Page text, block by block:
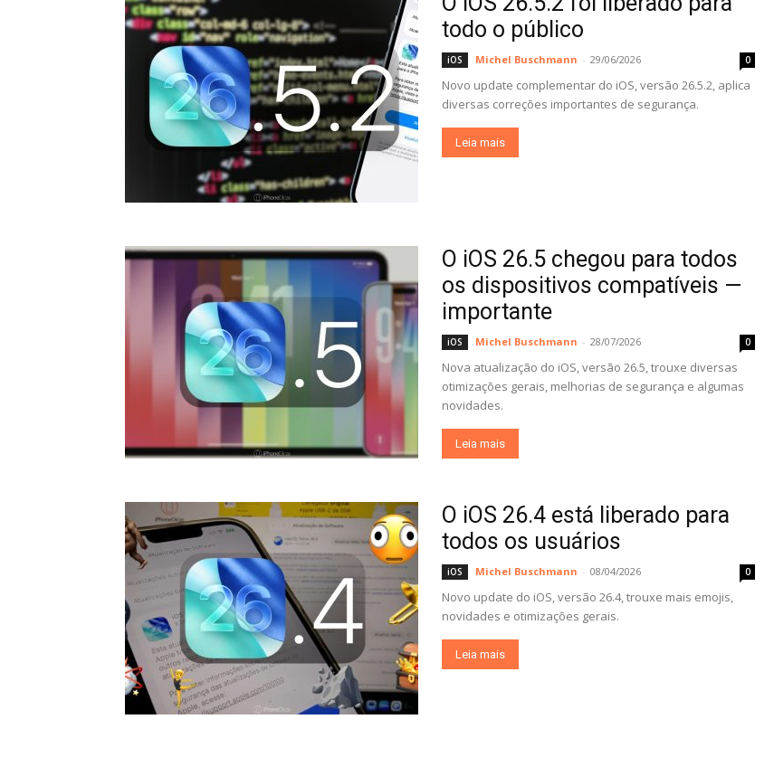
todo o público
iOS Michel Buschmann - 29/06/2026 0
Novo update complementar do iOS, versão 26.5.2, aplica
diversas correções importantes de segurança.
Leia mais
O iOS 26.5 chegou para todos
os dispositivos compatíveis —
importante
iOS Michel Buschmann - 28/07/2026 0
Nova atualização do iOS, versão 26.5, trouxe diversas
otimizações gerais, melhorias de segurança e algumas
novidades.
Leia mais
O iOS 26.4 está liberado para
todos os usuários
iOS Michel Buschmann - 08/04/2026 0
Novo update do iOS, versão 26.4, trouxe mais emojis,
novidades e otimizações gerais.
Leia mais